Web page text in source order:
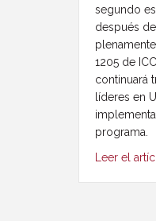
segundo
después
1205 de
continuará
líderes en
programa.
Leer el